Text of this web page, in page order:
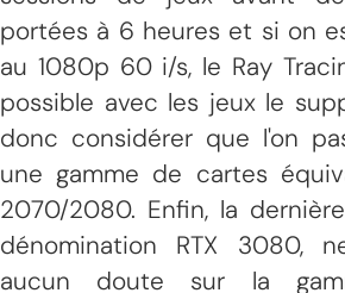
portées à 6 heures et si on
au 1080p 60 i/s, le Ray
possible avec les jeux le
donc considérer que l'on
une gamme de cartes
2070/2080. Enfin, la
dénomination RTX 3080,
aucun doute sur la